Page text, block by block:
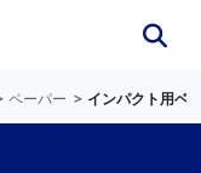
ペーパー インパクト用ベ